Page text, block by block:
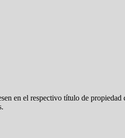
en el respectivo título de